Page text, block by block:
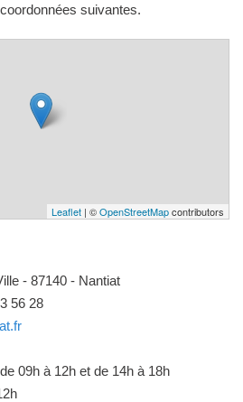
suivantes.
Leaflet | ©OpenStreetMapcontributors
- 87140 - Nantiat
56 28
09h à 12h et de 14h à 18h